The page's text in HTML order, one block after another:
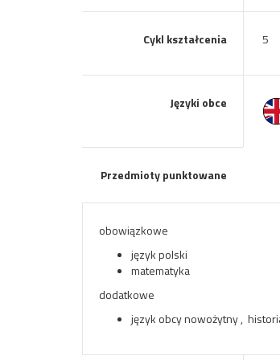
Cykl kształcenia 5
Języki obce
Przedmioty punktowane
obowiązkowe
język polski
matematyka
dodatkowe
język obcy nowożytny ,